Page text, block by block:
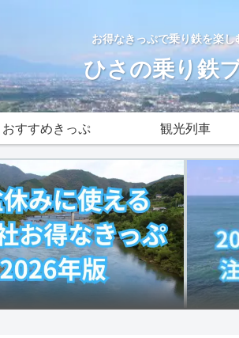
お得なきっぷで乗り鉄を楽し
ひさの乗り鉄
おすすめきっぷ 観光列車